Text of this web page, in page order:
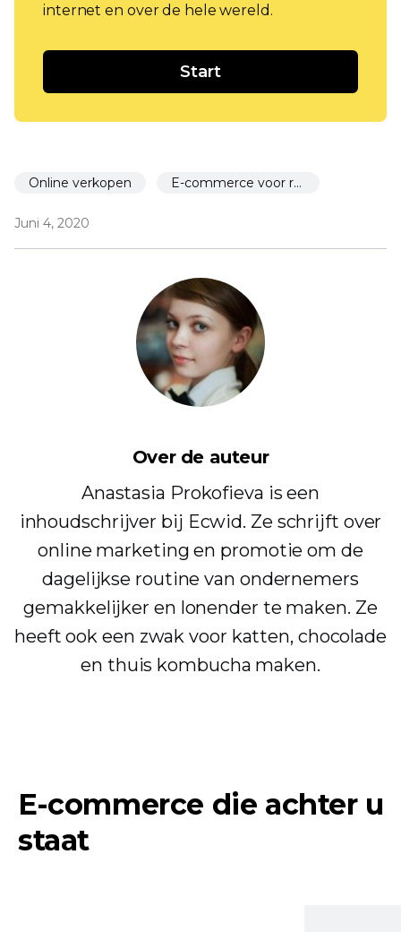
internet en over de hele wereld.
Start
Online verkopen E-commerce voor restaurants
Juni 4, 2020
Over de auteur
Anastasia Prokofieva is een
inhoudschrijver bij Ecwid. Ze schrijft over
online marketing en promotie om de
dagelijkse routine van ondernemers
gemakkelijker en lonender te maken. Ze
heeft ook een zwak voor katten, chocolade
en thuis kombucha maken.
E-commerce die achter u
staat